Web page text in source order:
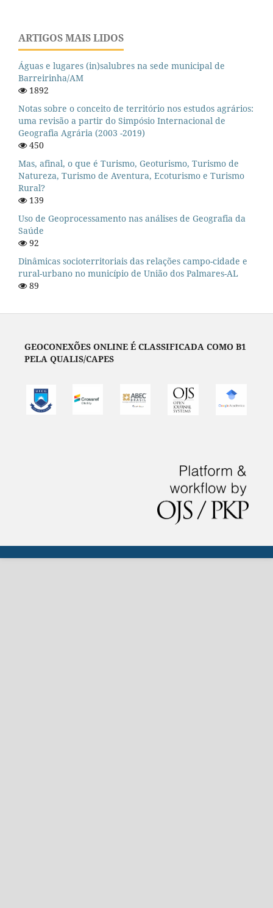
ARTIGOS MAIS LIDOS
Águas e lugares (in)salubres na sede municipal de
Barreirinha/AM
1892
Notas sobre o conceito de território nos estudos agrários:
uma revisão a partir do Simpósio Internacional de
Geografia Agrária (2003 -2019)
450
Mas, afinal, o que é Turismo, Geoturismo, Turismo de
Natureza, Turismo de Aventura, Ecoturismo e Turismo
Rural?
139
Uso de Geoprocessamento nas análises de Geografia da
Saúde
92
Dinâmicas socioterritoriais das relações campo-cidade e
rural-urbano no município de União dos Palmares-AL
89
GEOCONEXÕES ONLINE É CLASSIFICADA COMO B1
PELA QUALIS/CAPES